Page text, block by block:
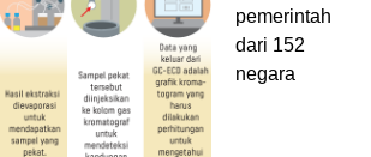
pemerintah
dari 152
negara